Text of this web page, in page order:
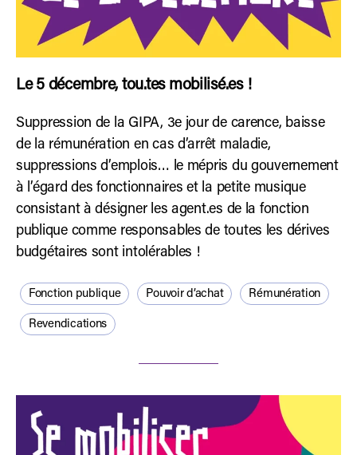
Le 5 décembre, tou.tes mobilisé.es !
Suppression de la GIPA, 3e jour de carence, baisse
de la rémunération en cas d’arrêt maladie,
suppressions d’emplois… le mépris du gouvernement
à l’égard des fonctionnaires et la petite musique
consistant à désigner les agent.es de la fonction
publique comme responsables de toutes les dérives
budgétaires sont intolérables !
Fonction publique Pouvoir d’achat Rémunération
Revendications